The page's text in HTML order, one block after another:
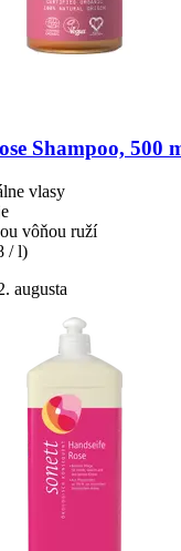
Shampoo, 500
vlasy
vôňou ruží
/ l)
augusta